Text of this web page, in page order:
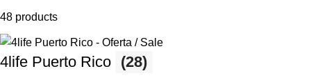
48 products
4life Puerto Rico (28)